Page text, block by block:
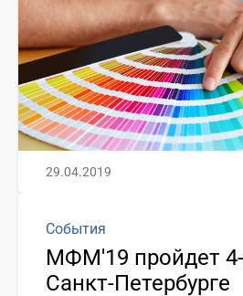
29.04.2019
События
МФМ'19 пройдет
Санкт-Петербурге